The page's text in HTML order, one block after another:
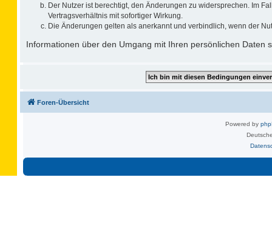
Der Nutzer ist berechtigt, den Änderungen zu widersprechen. Im
Vertragsverhältnis mit sofortiger Wirkung.
Die Änderungen gelten als anerkannt und verbindlich, wenn der
Informationen über den Umgang mit Ihren persönlichen Daten
Foren-Übersicht
Powered by